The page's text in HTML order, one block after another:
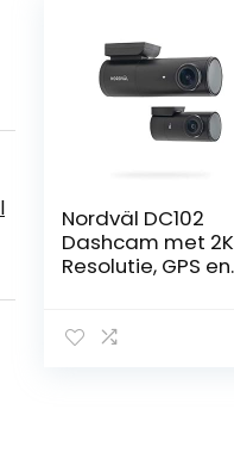
Nordväl DC102
Dashcam met 2K
Resolutie, GPS en